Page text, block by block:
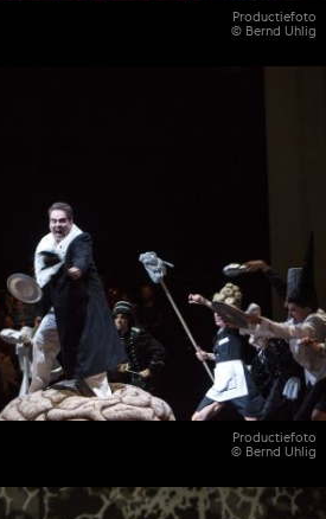
Productiefoto
© Bernd Uhlig
Productiefoto
© Bernd Uhlig